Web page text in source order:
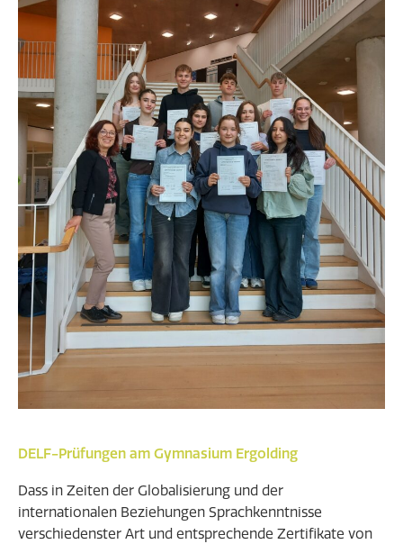
DELF-Prüfungen am Gymnasium Ergolding
Dass in Zeiten der Globalisierung und der
internationalen Beziehungen Sprachkenntnisse
verschiedenster Art und entsprechende Zertifikate von